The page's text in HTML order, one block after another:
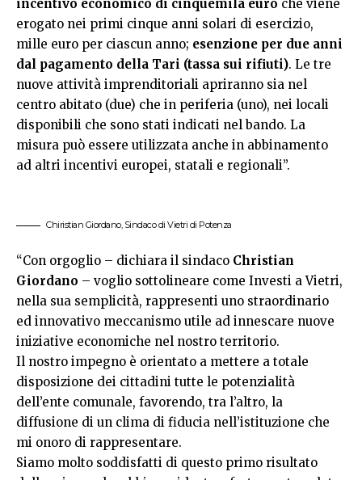
incentivo economico di cinquemila euro che viene
erogato nei primi cinque anni solari di esercizio,
mille euro per ciascun anno; esenzione per due anni
dal pagamento della Tari (tassa sui rifiuti). Le tre
nuove attività imprenditoriali apriranno sia nel
centro abitato (due) che in periferia (uno), nei locali
disponibili che sono stati indicati nel bando. La
misura può essere utilizzata anche in abbinamento
ad altri incentivi europei, statali e regionali”.
Chiristian Giordano, Sindaco di Vietri di Potenza
“Con orgoglio – dichiara il sindaco Christian
Giordano – voglio sottolineare come Investi a Vietri,
nella sua semplicità, rappresenti uno straordinario
ed innovativo meccanismo utile ad innescare nuove
iniziative economiche nel nostro territorio.
Il nostro impegno è orientato a mettere a totale
disposizione dei cittadini tutte le potenzialità
dell’ente comunale, favorendo, tra l’altro, la
diffusione di un clima di fiducia nell’istituzione che
mi onoro di rappresentare.
Siamo molto soddisfatti di questo primo risultato